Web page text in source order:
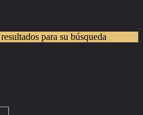
para su búsqueda